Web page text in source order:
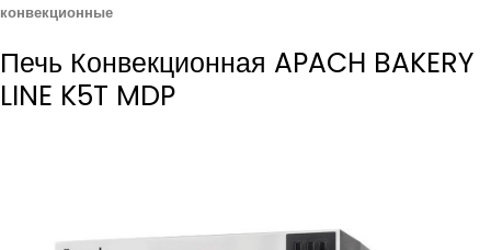
конвекционные
Печь Конвекционная APACH BAKERY
LINE K5T MDP